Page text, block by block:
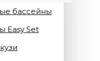
бассейны
Easy Set